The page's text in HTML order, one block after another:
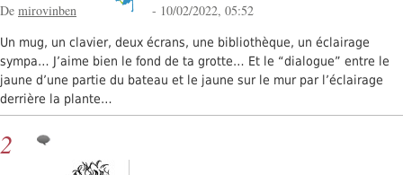
De mirovinben - 10/02/2022, 05:52
Un mug, un clavier, deux écrans, une bibliothèque, un éclairage
sympa… J’aime bien le fond de ta grotte… Et le “dialogue” entre le
jaune d’une partie du bateau et le jaune sur le mur par l’éclairage
derrière la plante…
2